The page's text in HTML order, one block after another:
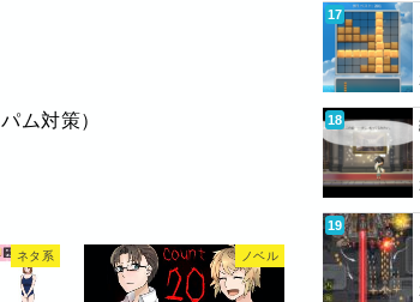
ム対策）
ネタ系 ノベル